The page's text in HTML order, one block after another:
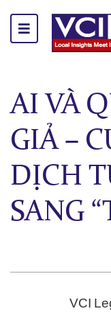
AI VÀ
GIẢ –
DỊCH
SANG
VCI